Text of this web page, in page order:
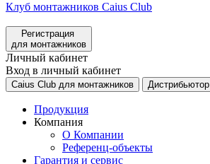
Клуб монтажников Caius Club
Регистрация
для монтажников
Личный кабинет
Вход в личный кабинет
Caius Club для монтажников Дистрибьютор
Продукция
Компания
О Компании
Референц-объекты
Гарантия и сервис